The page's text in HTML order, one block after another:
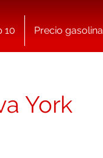
10 Precio gasolina
York